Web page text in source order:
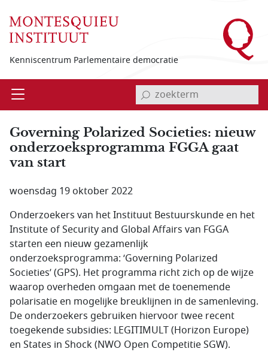
Kenniscentrum Parlementaire democratie
Open invoerveld zoekterm
Governing Polarized Societies: nieuw
onderzoeksprogramma FGGA gaat
van start
woensdag 19 oktober 2022
Onderzoekers van het Instituut Bestuurskunde en het
Institute of Security and Global Affairs van FGGA
starten een nieuw gezamenlijk
onderzoeksprogramma: ‘Governing Polarized
Societies’ (GPS). Het programma richt zich op de wijze
waarop overheden omgaan met de toenemende
polarisatie en mogelijke breuklijnen in de samenleving.
De onderzoekers gebruiken hiervoor twee recent
toegekende subsidies: LEGITIMULT (Horizon Europe)
en States in Shock (NWO Open Competitie SGW).